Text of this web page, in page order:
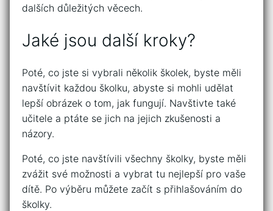
dalších důležitých věcech.
Jaké jsou další kroky?
Poté, co jste si vybrali několik školek, byste měli
navštívit každou školku, abyste si mohli udělat
lepší obrázek o tom, jak fungují. Navštivte také
učitele a ptáte se jich na jejich zkušenosti a
názory.
Poté, co jste navštívili všechny školky, byste měli
zvážit své možnosti a vybrat tu nejlepší pro vaše
dítě. Po výběru můžete začít s přihlašováním do
školky.